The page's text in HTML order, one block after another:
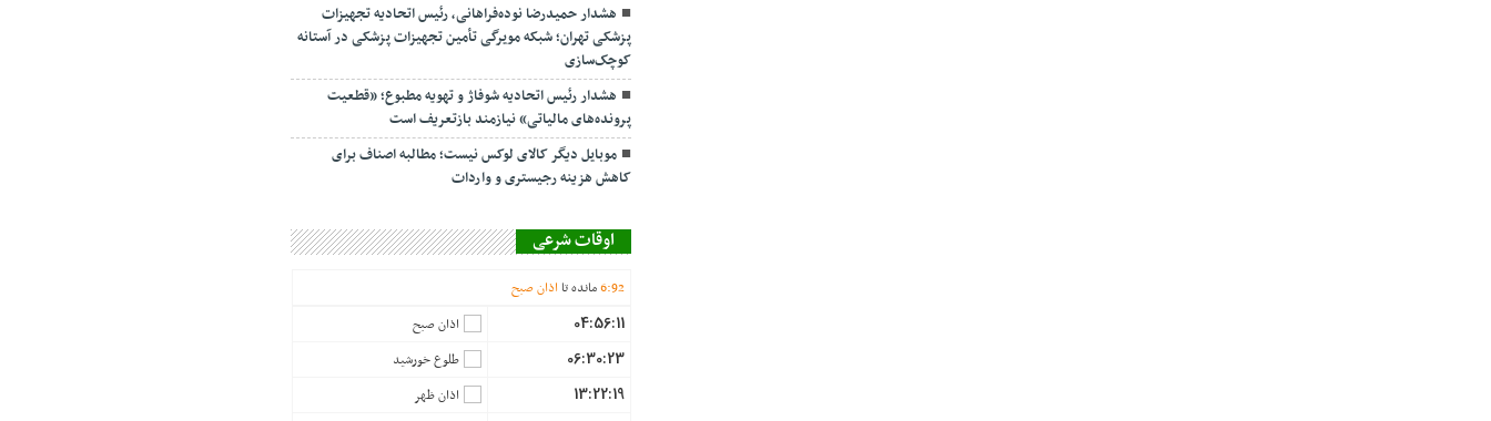
هشدار حمیدرضا نوده‌فراهانی، رئیس اتحادیه تجهیزات
پزشکی تهران؛ شبکه مویرگی تأمین تجهیزات پزشکی در آستانه
کوچک‌سازی
هشدار رئیس اتحادیه شوفاژ و تهویه مطبوع؛ «قطعیت
پرونده‌های مالیاتی» نیازمند بازتعریف است
موبایل دیگر کالای لوکس نیست؛ مطالبه اصناف برای
کاهش هزینه رجیستری و واردات
اوقات شرعی
6:92 مانده تا اذان صبح
04:56:11 اذان صبح
06:30:23 طلوع خورشید
13:22:19 اذان ظهر